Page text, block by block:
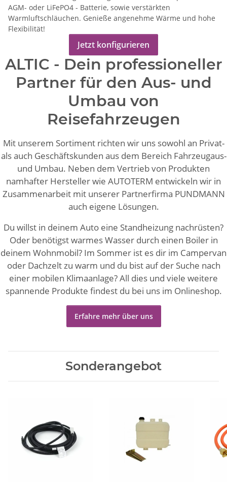
AGM- oder LiFePO4 - Batterie, sowie verstärkten
Warmluftschläuchen. Genieße angenehme Wärme und hohe
Flexibilität!
Jetzt konfigurieren
ALTIC - Dein professioneller
Partner für den Aus- und
Umbau von
Reisefahrzeugen
Mit unserem Sortiment richten wir uns sowohl an Privat-
als auch Geschäftskunden aus dem Bereich Fahrzeugaus-
und Umbau. Neben dem Vertrieb von Produkten
namhafter Hersteller wie AUTOTERM entwickeln wir in
Zusammenarbeit mit unserer Partnerfirma PUNDMANN
auch eigene Lösungen.
Du willst in deinem Auto eine Standheizung nachrüsten?
Oder benötigst warmes Wasser durch einen Boiler in
deinem Wohnmobil? Im Sommer ist es dir im Campervan
oder Dachzelt zu warm und du bist auf der Suche nach
einer mobilen Klimaanlage? All dies und viele weitere
spannende Produkte findest du bei uns im Onlineshop.
Erfahre mehr über uns
Sonderangebot